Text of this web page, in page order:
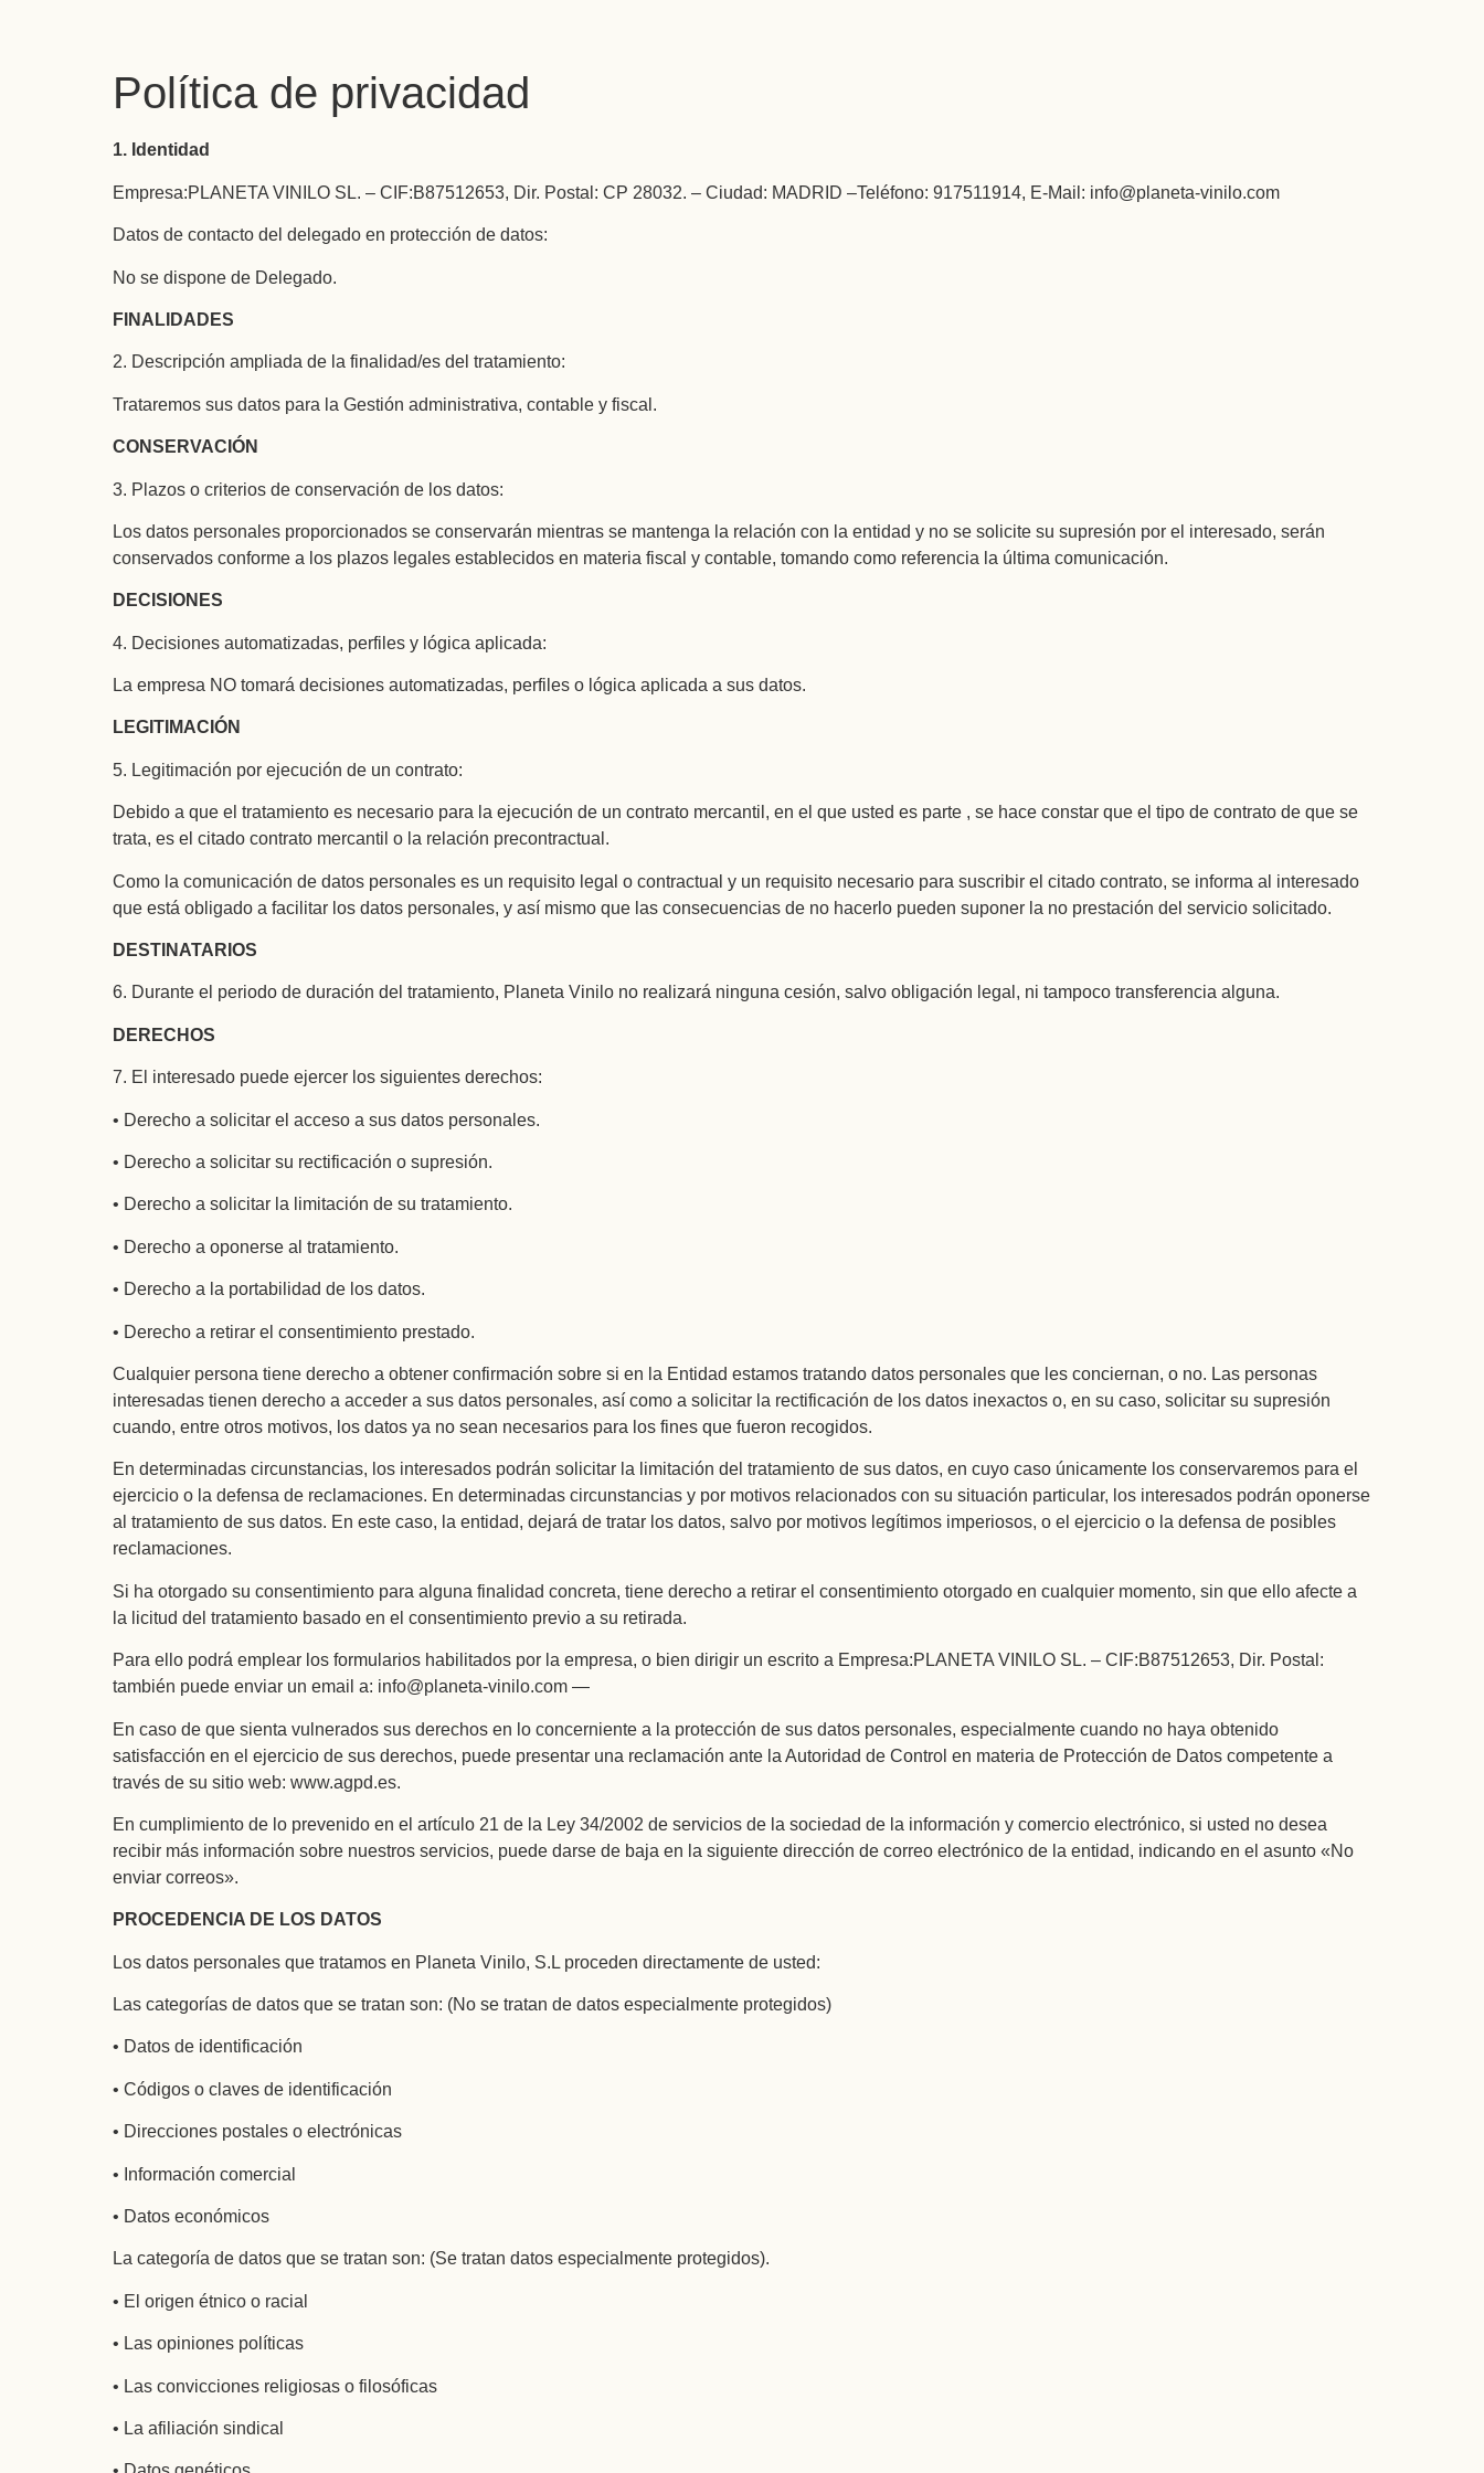
Política de privacidad
1. Identidad
Empresa:PLANETA VINILO SL. – CIF:B87512653, Dir. Postal: CP 28032. – Ciudad: MADRID –Teléfono: 917511914, E-Mail: info@planeta-vinilo.com
Datos de contacto del delegado en protección de datos:
No se dispone de Delegado.
FINALIDADES
2. Descripción ampliada de la finalidad/es del tratamiento:
Trataremos sus datos para la Gestión administrativa, contable y fiscal.
CONSERVACIÓN
3. Plazos o criterios de conservación de los datos:
Los datos personales proporcionados se conservarán mientras se mantenga la relación con la entidad y no se solicite su supresión por el interesado, serán
conservados conforme a los plazos legales establecidos en materia fiscal y contable, tomando como referencia la última comunicación.
DECISIONES
4. Decisiones automatizadas, perfiles y lógica aplicada:
La empresa NO tomará decisiones automatizadas, perfiles o lógica aplicada a sus datos.
LEGITIMACIÓN
5. Legitimación por ejecución de un contrato:
Debido a que el tratamiento es necesario para la ejecución de un contrato mercantil, en el que usted es parte , se hace constar que el tipo de contrato de que se
trata, es el citado contrato mercantil o la relación precontractual.
Como la comunicación de datos personales es un requisito legal o contractual y un requisito necesario para suscribir el citado contrato, se informa al interesado
que está obligado a facilitar los datos personales, y así mismo que las consecuencias de no hacerlo pueden suponer la no prestación del servicio solicitado.
DESTINATARIOS
6. Durante el periodo de duración del tratamiento, Planeta Vinilo no realizará ninguna cesión, salvo obligación legal, ni tampoco transferencia alguna.
DERECHOS
7. El interesado puede ejercer los siguientes derechos:
• Derecho a solicitar el acceso a sus datos personales.
• Derecho a solicitar su rectificación o supresión.
• Derecho a solicitar la limitación de su tratamiento.
• Derecho a oponerse al tratamiento.
• Derecho a la portabilidad de los datos.
• Derecho a retirar el consentimiento prestado.
Cualquier persona tiene derecho a obtener confirmación sobre si en la Entidad estamos tratando datos personales que les conciernan, o no. Las personas
interesadas tienen derecho a acceder a sus datos personales, así como a solicitar la rectificación de los datos inexactos o, en su caso, solicitar su supresión
cuando, entre otros motivos, los datos ya no sean necesarios para los fines que fueron recogidos.
En determinadas circunstancias, los interesados podrán solicitar la limitación del tratamiento de sus datos, en cuyo caso únicamente los conservaremos para el
ejercicio o la defensa de reclamaciones. En determinadas circunstancias y por motivos relacionados con su situación particular, los interesados podrán oponerse
al tratamiento de sus datos. En este caso, la entidad, dejará de tratar los datos, salvo por motivos legítimos imperiosos, o el ejercicio o la defensa de posibles
reclamaciones.
Si ha otorgado su consentimiento para alguna finalidad concreta, tiene derecho a retirar el consentimiento otorgado en cualquier momento, sin que ello afecte a
la licitud del tratamiento basado en el consentimiento previo a su retirada.
Para ello podrá emplear los formularios habilitados por la empresa, o bien dirigir un escrito a Empresa:PLANETA VINILO SL. – CIF:B87512653, Dir. Postal:
también puede enviar un email a: info@planeta-vinilo.com —
En caso de que sienta vulnerados sus derechos en lo concerniente a la protección de sus datos personales, especialmente cuando no haya obtenido
satisfacción en el ejercicio de sus derechos, puede presentar una reclamación ante la Autoridad de Control en materia de Protección de Datos competente a
través de su sitio web: www.agpd.es.
En cumplimiento de lo prevenido en el artículo 21 de la Ley 34/2002 de servicios de la sociedad de la información y comercio electrónico, si usted no desea
recibir más información sobre nuestros servicios, puede darse de baja en la siguiente dirección de correo electrónico de la entidad, indicando en el asunto «No
enviar correos».
PROCEDENCIA DE LOS DATOS
Los datos personales que tratamos en Planeta Vinilo, S.L proceden directamente de usted:
Las categorías de datos que se tratan son: (No se tratan de datos especialmente protegidos)
• Datos de identificación
• Códigos o claves de identificación
• Direcciones postales o electrónicas
• Información comercial
• Datos económicos
La categoría de datos que se tratan son: (Se tratan datos especialmente protegidos).
• El origen étnico o racial
• Las opiniones políticas
• Las convicciones religiosas o filosóficas
• La afiliación sindical